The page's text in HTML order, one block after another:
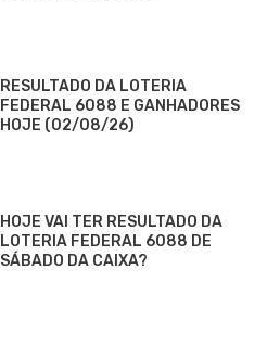
RESULTADO DA LOTERIA
FEDERAL 6088 E GANHADORES
HOJE (02/08/26)
HOJE VAI TER RESULTADO DA
LOTERIA FEDERAL 6088 DE
SÁBADO DA CAIXA?